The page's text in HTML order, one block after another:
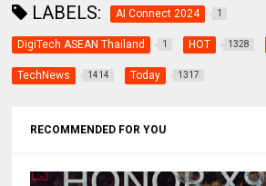
LABELS: AI Connect 2024 1
DigiTech ASEAN Thailand 1 HOT 1328
TechNews 1414 Today 1317
RECOMMENDED FOR YOU